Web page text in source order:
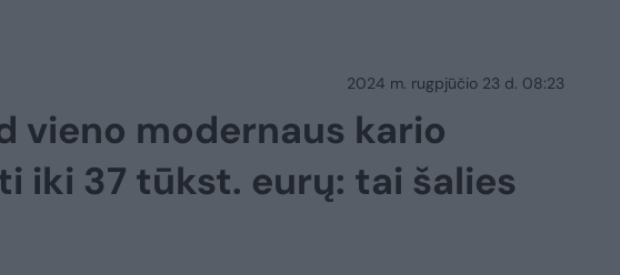
2024 m. rugpjūčio 23 d. 08:23
vieno modernaus kario
iki 37 tūkst. eurų: tai šalies